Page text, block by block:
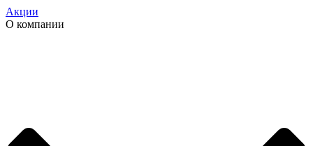
Акции
О компании